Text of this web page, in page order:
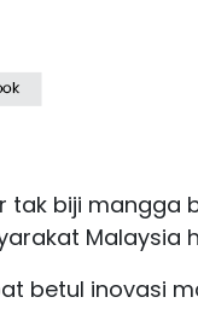
tak biji mangga
Malaysia
betul inovasi